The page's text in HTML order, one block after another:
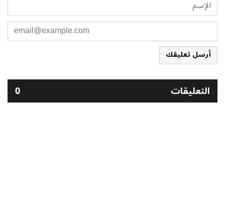
أرسل تعليقك
التعليقات 0